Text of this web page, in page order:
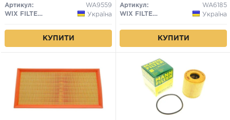
Артикул:
WA9559
WIX FILTERS
Україна
КУПИТИ
Артикул:
WA6185
WIX FILTERS
Україна
КУПИТИ